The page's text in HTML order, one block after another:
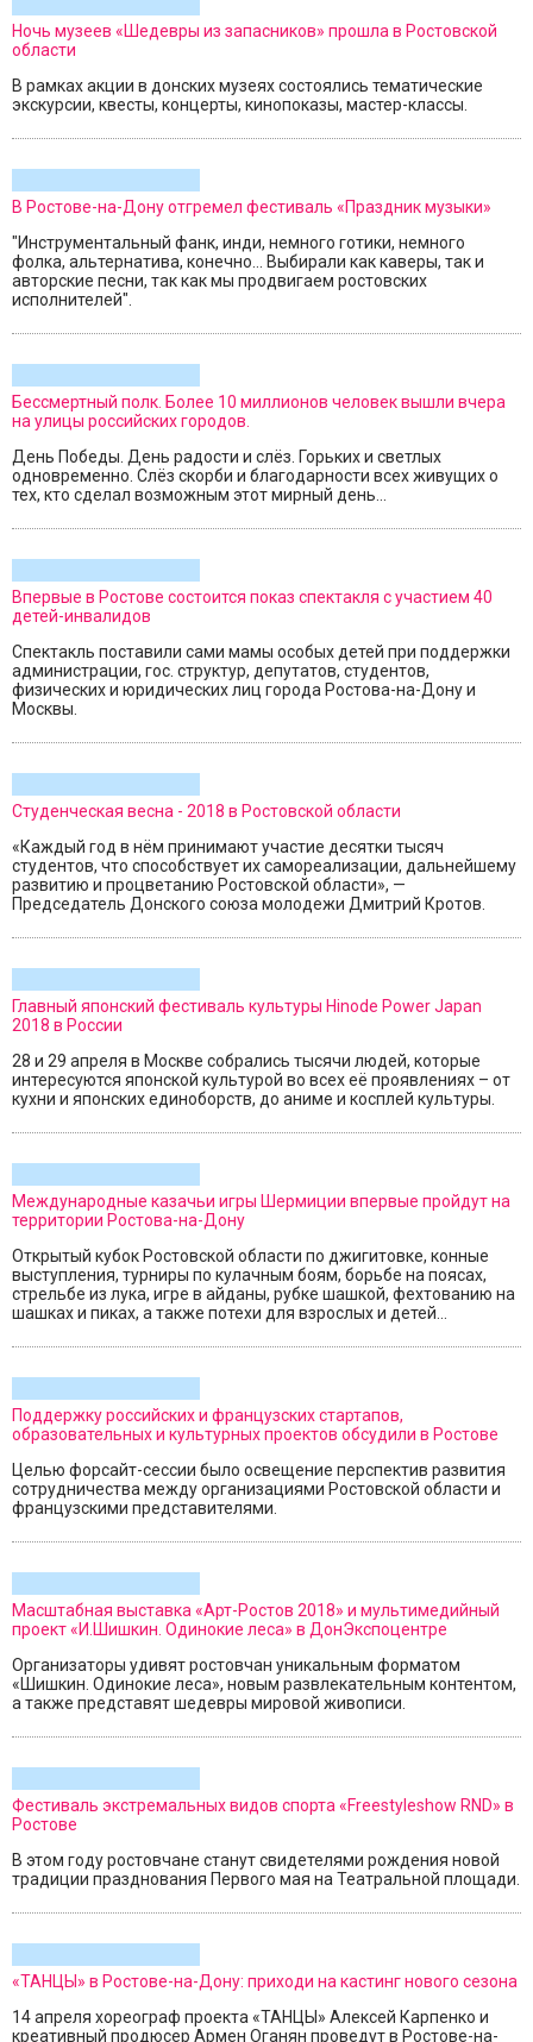
Ночь музеев «Шедевры из запасников» прошла в Ростовской
области
В рамках акции в донских музеях состоялись тематические
экскурсии, квесты, концерты, кинопоказы, мастер-классы.
В Ростове-на-Дону отгремел фестиваль «Праздник музыки»
"Инструментальный фанк, инди, немного готики, немного
фолка, альтернатива, конечно... Выбирали как каверы, так и
авторские песни, так как мы продвигаем ростовских
исполнителей".
Бессмертный полк. Более 10 миллионов человек вышли вчера
на улицы российских городов.
День Победы. День радости и слёз. Горьких и светлых
одновременно. Слёз скорби и благодарности всех живущих о
тех, кто сделал возможным этот мирный день...
Впервые в Ростове состоится показ спектакля с участием 40
детей-инвалидов
Спектакль поставили сами мамы особых детей при поддержки
администрации, гос. структур, депутатов, студентов,
физических и юридических лиц города Ростова-на-Дону и
Москвы.
Студенческая весна - 2018 в Ростовской области
«Каждый год в нём принимают участие десятки тысяч
студентов, что способствует их самореализации, дальнейшему
развитию и процветанию Ростовской области», —
Председатель Донского союза молодежи Дмитрий Кротов.
Главный японский фестиваль культуры Hinode Power Japan
2018 в России
28 и 29 апреля в Москве собрались тысячи людей, которые
интересуются японской культурой во всех её проявлениях – от
кухни и японских единоборств, до аниме и косплей культуры.
Международные казачьи игры Шермиции впервые пройдут на
территории Ростова-на-Дону
Открытый кубок Ростовской области по джигитовке, конные
выступления, турниры по кулачным боям, борьбе на поясах,
стрельбе из лука, игре в айданы, рубке шашкой, фехтованию на
шашках и пиках, а также потехи для взрослых и детей...
Поддержку российских и французских стартапов,
образовательных и культурных проектов обсудили в Ростове
Целью форсайт-сессии было освещение перспектив развития
сотрудничества между организациями Ростовской области и
французскими представителями.
Масштабная выставка «Арт-Ростов 2018» и мультимедийный
проект «И.Шишкин. Одинокие леса» в ДонЭкспоцентре
Организаторы удивят ростовчан уникальным форматом
«Шишкин. Одинокие леса», новым развлекательным контентом,
а также представят шедевры мировой живописи.
Фестиваль экстремальных видов спорта «Freestyleshow RND» в
Ростове
В этом году ростовчане станут свидетелями рождения новой
традиции празднования Первого мая на Театральной площади.
«ТАНЦЫ» в Ростове-на-Дону: приходи на кастинг нового сезона
14 апреля хореограф проекта «ТАНЦЫ» Алексей Карпенко и
креативный продюсер Армен Оганян проведут в Ростове-на-